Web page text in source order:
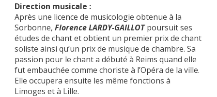
Direction musicale :
Après une licence de musicologie obtenue à la
Sorbonne, Florence LARDY-GAILLOTpoursuit ses
études de chant et obtient un premier prix de chant
soliste ainsi qu’un prix de musique de chambre. Sa
passion pour le chant a débuté à Reims quand elle
fut embauchée comme choriste à l’Opéra de la ville.
Elle occupera ensuite les même fonctions à
Limoges et à Lille.